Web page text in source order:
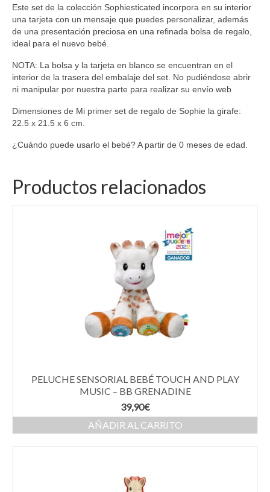
Este set de la colección Sophiesticated incorpora en su interior
una tarjeta con un mensaje que puedes personalizar, además
de una presentación preciosa en una refinada bolsa de regalo,
ideal para el nuevo bebé.
NOTA: La bolsa y la tarjeta en blanco se encuentran en el
interior de la trasera del embalaje del set. No pudiéndose abrir
ni manipular por nuestra parte para realizar su envío web
Dimensiones de Mi primer set de regalo de Sophie la girafe:
22.5 x 21.5 x 6 cm.
¿Cuándo puede usarlo el bebé? A partir de 0 meses de edad.
Productos relacionados
PELUCHE SENSORIAL BEBÉ TOUCH AND PLAY
MUSIC – BB GRENADINE
39,90€
AÑADIR AL CARRITO